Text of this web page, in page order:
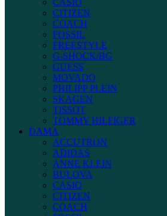
CASIO
CITIZEN
COACH
FOSSIL
FREESTYLE
G-SHOCK/BG
GUESS
MOVADO
PHILIPP PLEIN
SKAGEN
TISSOT
TOMMY HILFIGER
DAMA
ACCUTRON
ADIDAS
ANNE KLEIN
BULOVA
CASIO
CITIZEN
COACH